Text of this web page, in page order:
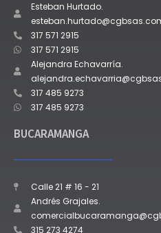
Esteban Hurtado.
317 571 2915
317 571 2915
Alejandra Echavarría.
317 485 9273
317 485 9273
BUCARAMANGA
Calle 21 # 16 - 21
Andrés Grajales.
315 273 4274